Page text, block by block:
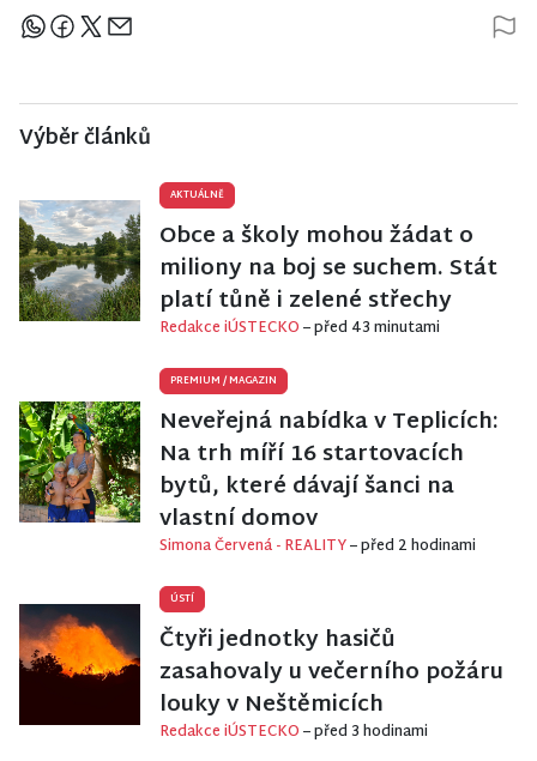
Sdílejte článek
Výběr článků
AKTUÁLNĚ
Obce a školy mohou žádat o
miliony na boj se suchem. Stát
platí tůně i zelené střechy
Redakce iÚSTECKO– před 43 minutami
PREMIUM /MAGAZIN
Neveřejná nabídka v Teplicích:
Na trh míří 16 startovacích
bytů, které dávají šanci na
vlastní domov
Simona Červená - REALITY– před 2 hodinami
ÚSTÍ
Čtyři jednotky hasičů
zasahovaly u večerního požáru
louky v Neštěmicích
Redakce iÚSTECKO– před 3 hodinami